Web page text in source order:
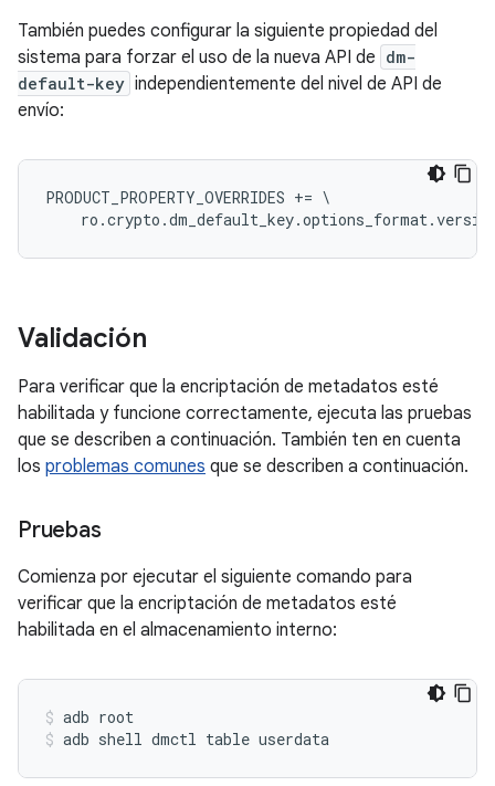
También puedes configurar la siguiente propiedad del
sistema para forzar el uso de la nueva API de dm-
default-key independientemente del nivel de API de
envío:
PRODUCT_PROPERTY_OVERRIDES += \
Validación
Para verificar que la encriptación de metadatos esté
habilitada y funcione correctamente, ejecuta las pruebas
que se describen a continuación. También ten en cuenta
los problemas comunes que se describen a continuación.
Pruebas
Comienza por ejecutar el siguiente comando para
verificar que la encriptación de metadatos esté
habilitada en el almacenamiento interno:
adb root
adb shell dmctl table userdata